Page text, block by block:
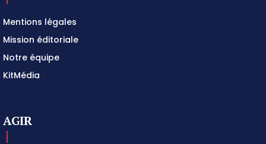
Mentions légales
Mission éditoriale
Notre équipe
KitMédia
AGIR